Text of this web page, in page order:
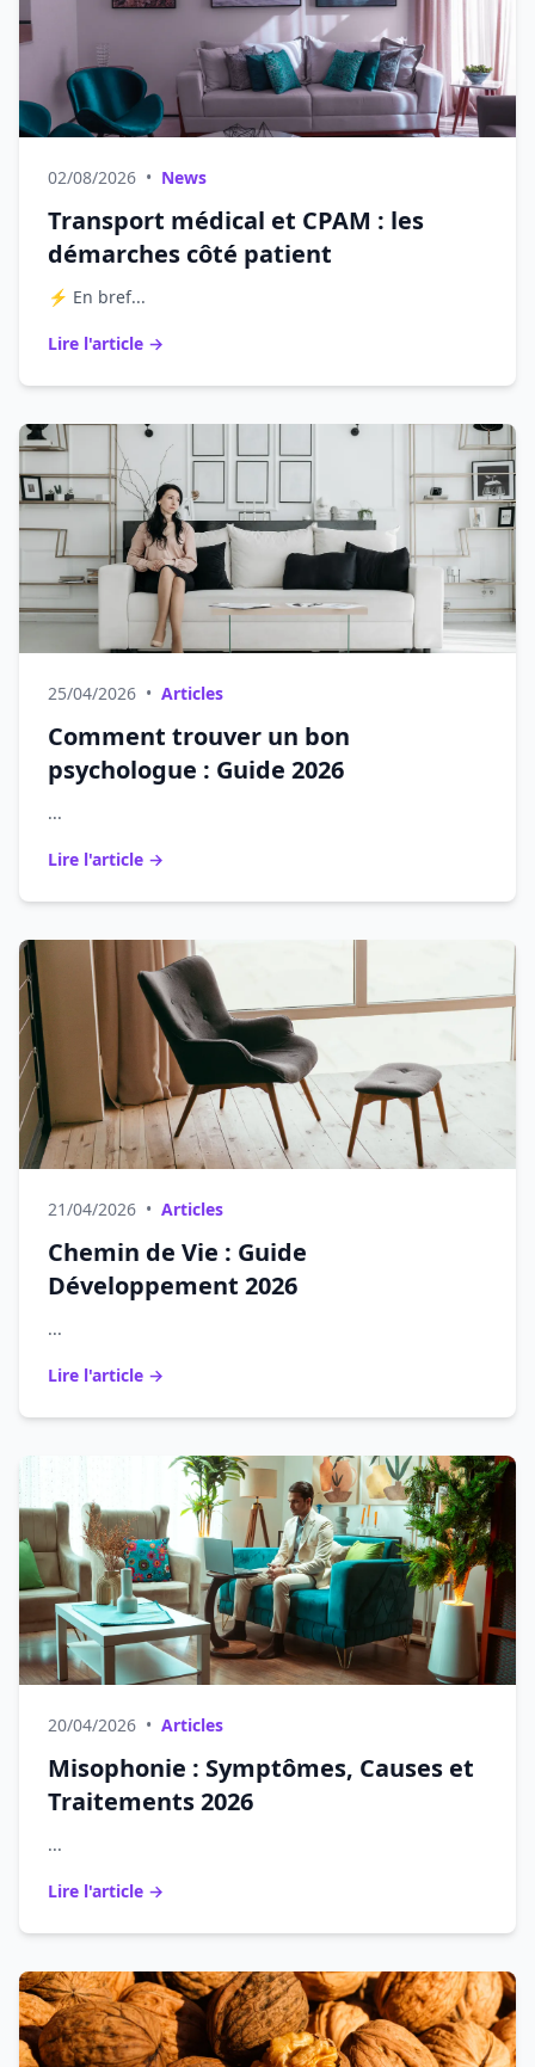
02/08/2026 • News
Transport médical et CPAM : les
démarches côté patient
⚡ En bref...
Lire l'article →
25/04/2026 • Articles
Comment trouver un bon
psychologue : Guide 2026
...
Lire l'article →
21/04/2026 • Articles
Chemin de Vie : Guide
Développement 2026
...
Lire l'article →
20/04/2026 • Articles
Misophonie : Symptômes, Causes et
Traitements 2026
...
Lire l'article →